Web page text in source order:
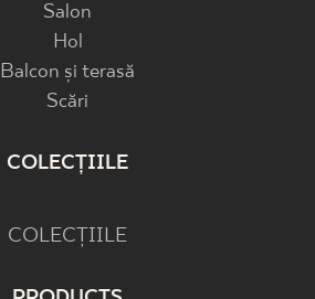
Salon
Hol
Balcon și terasă
Scări
COLECȚIILE
COLECȚIILE